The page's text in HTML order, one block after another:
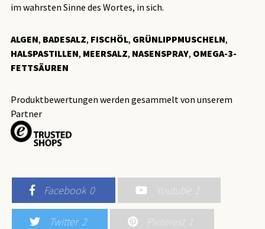
im wahrsten Sinne des Wortes, in sich.
ALGEN, BADESALZ, FISCHÖL, GRÜNLIPPMUSCHELN,
HALSPASTILLEN, MEERSALZ, NASENSPRAY, OMEGA-3-
FETTSÄUREN
Produktbewertungen werden gesammelt von unserem
Partner
Facebook 0 Youtube 1
Twitter 2 Pinterest 1